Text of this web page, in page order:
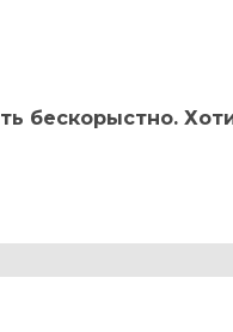
бескорыстно.